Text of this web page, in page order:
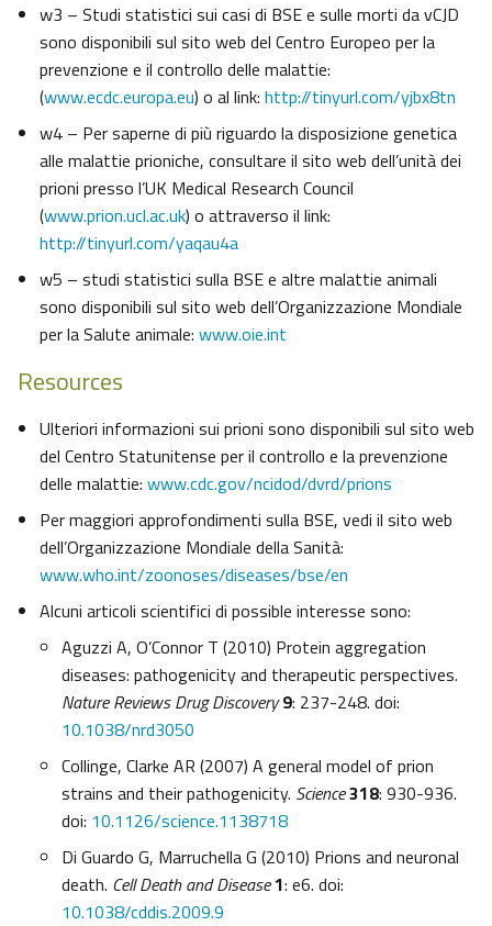
w3 – Studi statistici sui casi di BSE e sulle morti da vCJD
sono disponibili sul sito web del Centro Europeo per la
prevenzione e il controllo delle malattie:
(www.ecdc.europa.eu) o al link: http://tinyurl.com/yjbx8tn
w4 – Per saperne di più riguardo la disposizione genetica
alle malattie prioniche, consultare il sito web dell’unità dei
prioni presso l’UK Medical Research Council
(www.prion.ucl.ac.uk) o attraverso il link:
http://tinyurl.com/yaqau4a
w5 – studi statistici sulla BSE e altre malattie animali
sono disponibili sul sito web dell’Organizzazione Mondiale
per la Salute animale: www.oie.int
Resources
Ulteriori informazioni sui prioni sono disponibili sul sito web
del Centro Statunitense per il controllo e la prevenzione
delle malattie: www.cdc.gov/ncidod/dvrd/prions
Per maggiori approfondimenti sulla BSE, vedi il sito web
dell’Organizzazione Mondiale della Sanità:
www.who.int/zoonoses/diseases/bse/en
Alcuni articoli scientifici di possible interesse sono:
Aguzzi A, O’Connor T (2010) Protein aggregation
diseases: pathogenicity and therapeutic perspectives.
Nature Reviews Drug Discovery 9: 237-248. doi:
10.1038/nrd3050
Collinge, Clarke AR (2007) A general model of prion
strains and their pathogenicity. Science318: 930-936.
doi: 10.1126/science.1138718
Di Guardo G, Marruchella G (2010) Prions and neuronal
death. Cell Death and Disease1: e6. doi:
10.1038/cddis.2009.9